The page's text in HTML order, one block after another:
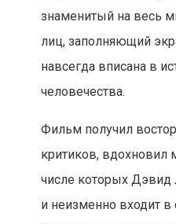
знаменитый на весь
лиц, заполняющий
навсегда вписана в
человечества.
Фильм получил
критиков, вдохновил
числе которых Дэвид
и неизменно входит в